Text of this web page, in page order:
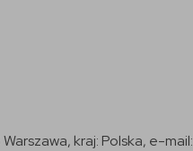
kraj: Polska, e-